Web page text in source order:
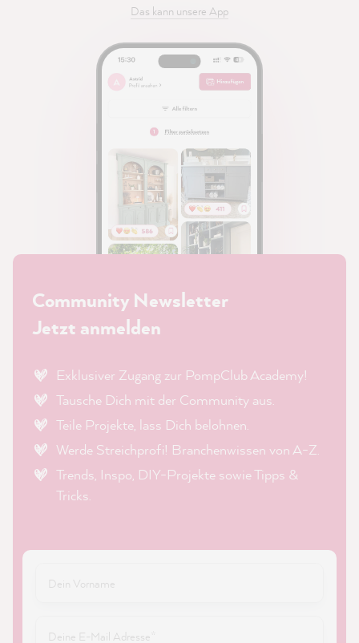
Das kann unsere App
Community Newsletter
Jetzt anmelden
Exklusiver Zugang zur PompClub Academy!
Tausche Dich mit der Community aus.
Teile Projekte, lass Dich belohnen.
Werde Streichprofi! Branchenwissen von A-Z.
Trends, Inspo, DIY-Projekte sowie Tipps &
Tricks.